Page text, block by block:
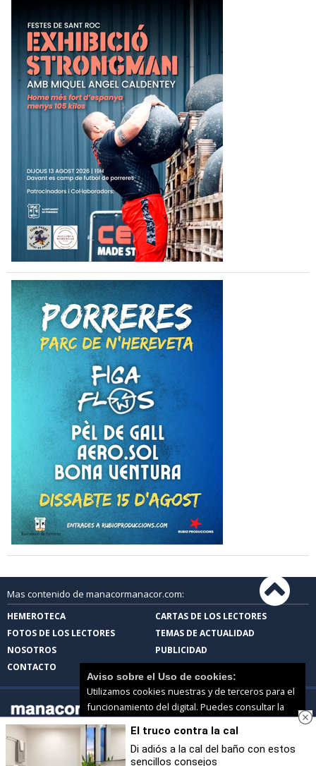
Mas contenido de manacormanacor.com:
HEMEROTECA
CARTAS DE LOS LECTORES
FOTOS DE LOS LECTORES
TEMAS DE ACTUALIDAD
NOSOTROS
PUBLICIDAD
CONTACTO
manacormanacor.com |
Protección de datos
© 2026 | Todos los derechos reservados
El truco contra la cal
Di adiós a la cal del baño con estos
sencillos consejos
Aviso sobre el Uso de cookies:
Utilizamos cookies nuestras y de terceros para el
funcionamiento del digital. Puedes consultar la
lista de cookies y como desconectarlas.
nuestra Política de Privacidad y Cookies
Aceptar Cookies
Personalizar